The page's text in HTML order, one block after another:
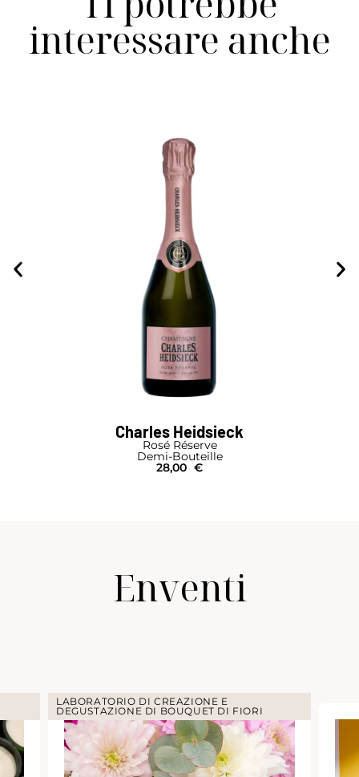
interessare anche
Charles Heidsieck
Rosé Réserve
Demi-Bouteille
28,00 €
Enventi
LABORATORIO DI CREAZIONE E
DEGUSTAZIONE DI BOUQUET DI FIORI